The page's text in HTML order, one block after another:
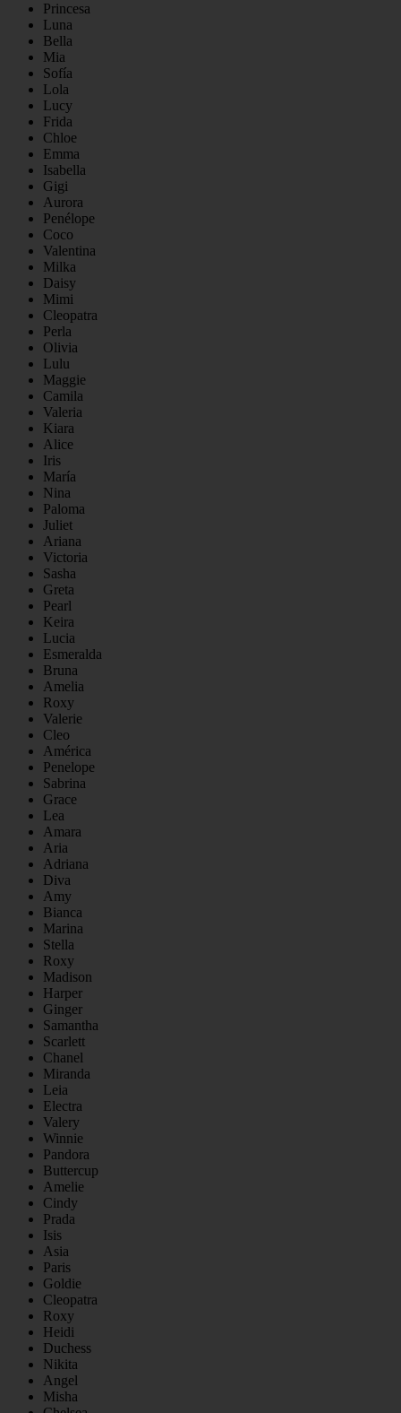
Princesa
Luna
Bella
Mia
Sofía
Lola
Lucy
Frida
Chloe
Emma
Isabella
Gigi
Aurora
Penélope
Coco
Valentina
Milka
Daisy
Mimi
Cleopatra
Perla
Olivia
Lulu
Maggie
Camila
Valeria
Kiara
Alice
Iris
María
Nina
Paloma
Juliet
Ariana
Victoria
Sasha
Greta
Pearl
Keira
Lucia
Esmeralda
Bruna
Amelia
Roxy
Valerie
Cleo
América
Penelope
Sabrina
Grace
Lea
Amara
Aria
Adriana
Diva
Amy
Bianca
Marina
Stella
Roxy
Madison
Harper
Ginger
Samantha
Scarlett
Chanel
Miranda
Leia
Electra
Valery
Winnie
Pandora
Buttercup
Amelie
Cindy
Prada
Isis
Asia
Paris
Goldie
Cleopatra
Roxy
Heidi
Duchess
Nikita
Angel
Misha